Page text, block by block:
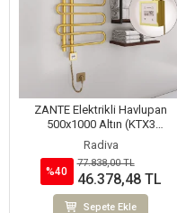
ZANTE Elektrikli Havlupan
500x1000 Altın (KTX3
Termostat) 200W Spiral Kablolu
Radiva
%40
77.838,00 TL
46.378,48 TL
Sepete Ekle